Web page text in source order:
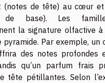
(notes de tête) au cœur
de base). Les
la signature olfactive à
pyramide. Par exemple,
des notes profondes
qu’un parfum frais
tête pétillantes. Selon